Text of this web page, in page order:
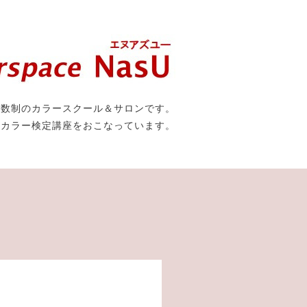
制のカラースクール＆サロンです。
ラー検定講座をおこなっています。